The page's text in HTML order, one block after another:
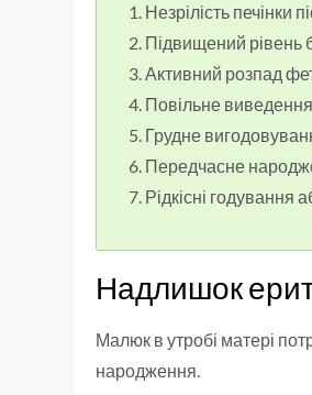
Незрілість печінки
Підвищений рівень
Активний розпад
Повільне виведення
Грудне
Передчасне
Рідкісні годування
Надлишок
Малюк в утробі матері
народження.